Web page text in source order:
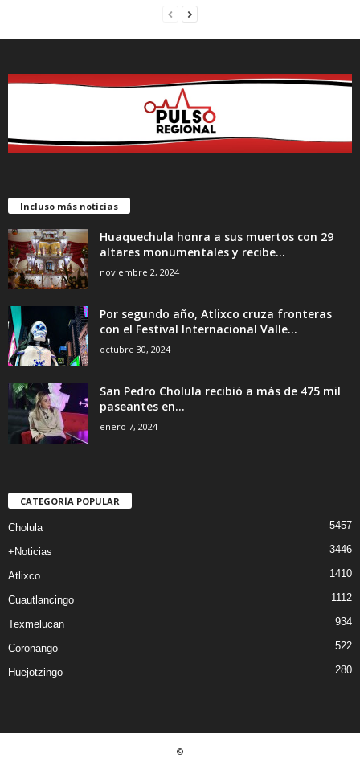
Incluso más noticias
Huaquechula honra a sus muertos con 29
altares monumentales y recibe...
noviembre 2, 2024
Por segundo año, Atlixco cruza fronteras
con el Festival Internacional Valle...
octubre 30, 2024
San Pedro Cholula recibió a más de 475 mil
paseantes en...
enero 7, 2024
CATEGORÍA POPULAR
Cholula 5457
+Noticias 3446
Atlixco 1410
Cuautlancingo 1112
Texmelucan 934
Coronango 522
Huejotzingo 280
©